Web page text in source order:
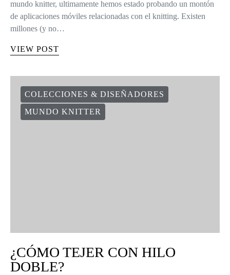
mundo knitter, ultimamente hemos estado probando un montón
de aplicaciones móviles relacionadas con el knitting. Existen
millones (y no…
VIEW POST
COLECCIONES & DISEÑADORES
MUNDO KNITTER
¿CÓMO TEJER CON HILO
DOBLE?